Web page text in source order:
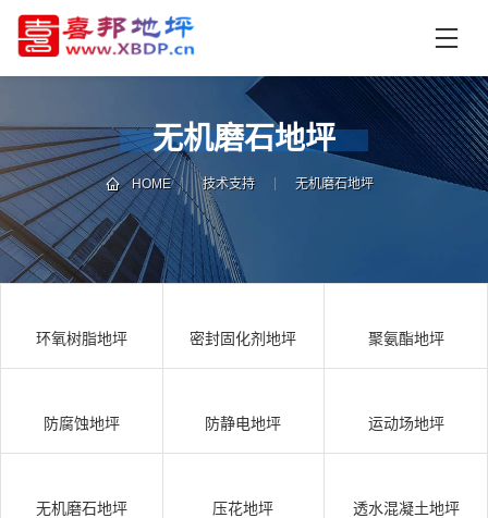
页
中
心
技
术
支
持
资
讯
中
例
无机磨石地坪
HOME 技术支持 无机磨石地坪
环氧树脂地坪 密封固化剂地坪 聚氨酯地坪
防腐蚀地坪 防静电地坪 运动场地坪
无机磨石地坪 压花地坪 透水混凝土地坪